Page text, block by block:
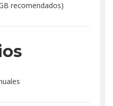
recomendados)